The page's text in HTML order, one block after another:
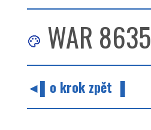
WAR 8635
◄▌o krok zpět ▐